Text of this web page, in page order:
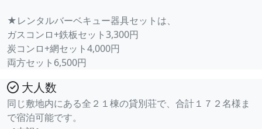
★レンタルバーベキュー器具セットは、
ガスコンロ+鉄板セット3,300円
炭コンロ+網セット4,000円
両方セット6,500円
大人数
同じ敷地内にある全２１棟の貸別荘で、合計１７２名様ま
で宿泊可能です。